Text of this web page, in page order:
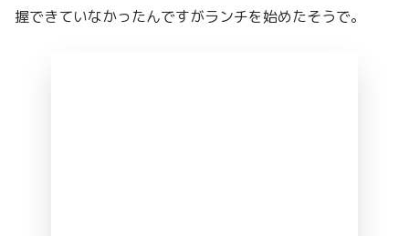
握できていなかったんですがランチを始めたそうで。